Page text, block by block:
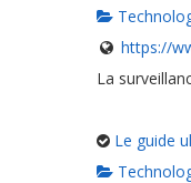
https://
La
Le guide